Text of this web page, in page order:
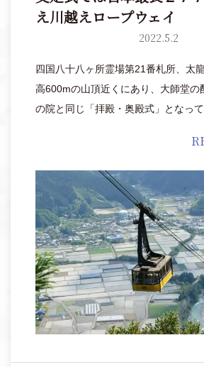
え川越えロープウェイ
2022.5.2
四国八十八ヶ所霊場第21番札所、太
高600mの山頂近くにあり、大師堂の
の院と同じ「拝殿・奥殿式」となって